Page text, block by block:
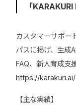
「
カスタマーサポー
パスに掲げ、生成
FAQ、新人育成支
https://karakuri.ai/
【主な実績】